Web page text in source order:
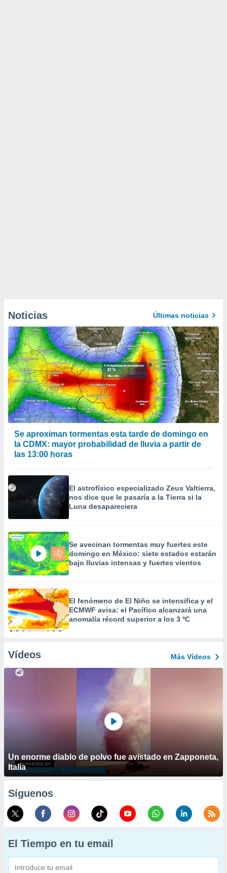
Noticias Últimas noticias
Se aproximan tormentas esta tarde de domingo en
la CDMX: mayor probabilidad de lluvia a partir de
las 13:00 horas
El astrofísico especializado Zeus Valtierra,
nos dice que le pasaría a la Tierra si la
Luna desapareciera
Se avecinan tormentas muy fuertes este
domingo en México: siete estados estarán
bajo lluvias intensas y fuertes vientos
El fenómeno de El Niño se intensifica y el
ECMWF avisa: el Pacífico alcanzará una
anomalía récord superior a los 3 ºC
Vídeos Más Vídeos
Un enorme diablo de polvo fue avistado en Zapponeta,
Italia
Síguenos
El Tiempo en tu email